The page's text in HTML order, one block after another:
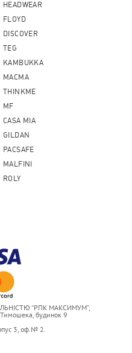
HEADWEAR
FLOYD
DISCOVER
TEG
KAMBUKKA
MACMA
THINKME
MF
CASA MIA
GILDAN
PACSAFE
MALFINI
ROLY
“РПК МАКСИМУМ”,
будинок 9
3, оф.№ 2.